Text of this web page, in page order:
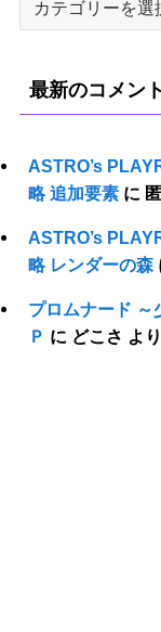
イ
最新のコメント
ASTRO’s
略 追加要素に
ASTRO’s
略 レンダーの森
プロムナード ～
Ｐ に どこさ より